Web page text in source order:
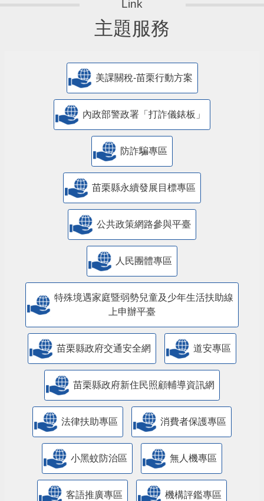
主題服務
美課關稅-苗栗行動方案
內政部警政署「打詐儀錶板」
防詐騙專區
苗栗縣永續發展目標專區
公共政策網路參與平臺
人民團體專區
特殊境遇家庭暨弱勢兒童及少年生活扶助線
上申辦平臺
苗栗縣政府交通安全網 道安專區
苗栗縣政府新住民照顧輔導資訊網
法律扶助專區 消費者保護專區
小黑蚊防治區 無人機專區
客語推廣專區 機構評鑑專區